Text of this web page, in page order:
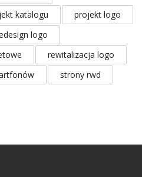
katalogu
projekt logo
logo
rewitalizacja logo
strony rwd